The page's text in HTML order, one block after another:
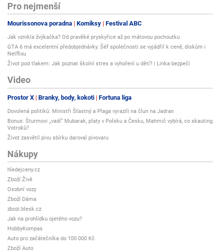
Pro nejmenší
Mourissonova poradna Komiksy Festival ABC
Jak vznikla žvýkačka? Od pravěké pryskyřice až po mátovou pochoutku
GTA 6 má excelentní předobjednávky. Šéf společnosti se vyjádřil k ceně, diskům i
Netflixu
Život pod tlakem: Jak poznat školní stres a vyhoření u dětí? | Linka bezpečí
Video
Prostor X Branky, body, kokoti Fortuna liga
Dovolená politiků: Ministři Šťastný a Plaga vyrazili na člun na Jadran
Bonus: Šturmovi „vadí“ Mubarak, platy v Polsku a Česku, Mahmič vybírá, co skauting
Votroků?
Život zasvětil pivu sbírku daroval pivovaru
Nákupy
hledejceny.cz
Zboží Živě
Osobní vozy
Zboží Dáma
zbozi.blesk.cz
Jak na prohlídku ojetého vozu?
HobbyKompas
Auto pro začátečníka do 100 000 Kč
Zboží Auto